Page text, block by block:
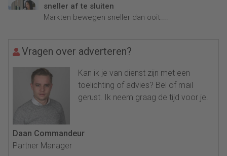
sneller af te sluiten
Markten bewegen sneller dan ooit....
Vragen over adverteren?
Kan ik je van dienst zijn met een
toelichting of advies? Bel of mail
gerust. Ik neem graag de tijd voor je.
Daan Commandeur
Partner Manager